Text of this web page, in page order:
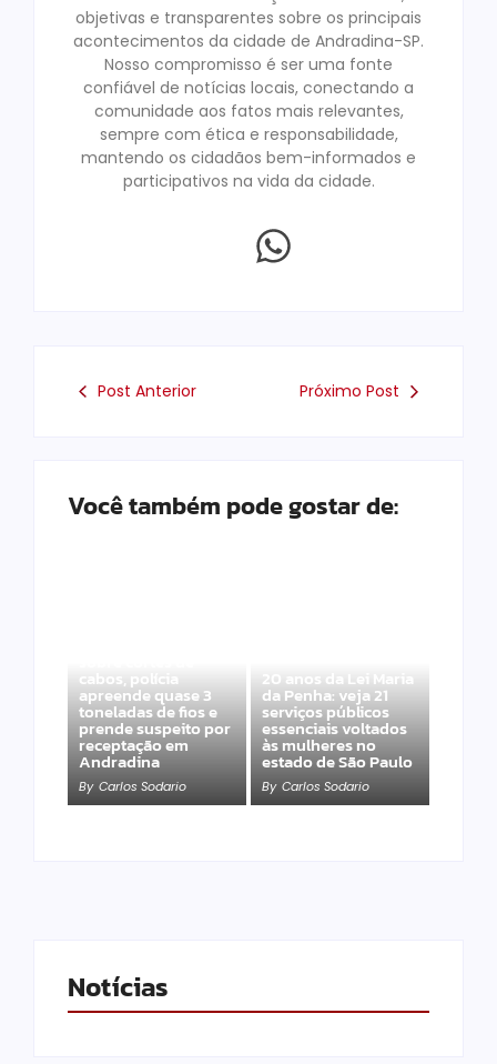
objetivas e transparentes sobre os principais
acontecimentos da cidade de Andradina-SP.
Nosso compromisso é ser uma fonte
confiável de notícias locais, conectando a
comunidade aos fatos mais relevantes,
sempre com ética e responsabilidade,
mantendo os cidadãos bem-informados e
participativos na vida da cidade.
Post Anterior Próximo Post
Você também pode gostar de:
cabos, polícia
apreende quase 3
toneladas de fios e
prende suspeito por
receptação em
Andradina
By Carlos Sodario
20 anos da Lei Maria
da Penha: veja 21
serviços públicos
essenciais voltados
às mulheres no
estado de São Paulo
By Carlos Sodario
Notícias